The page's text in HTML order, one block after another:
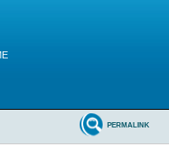
PERMALINK